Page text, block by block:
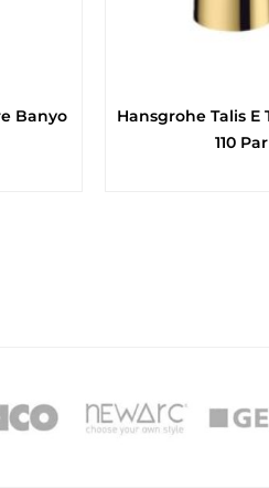
Banyo
Hansgrohe Talis E
110